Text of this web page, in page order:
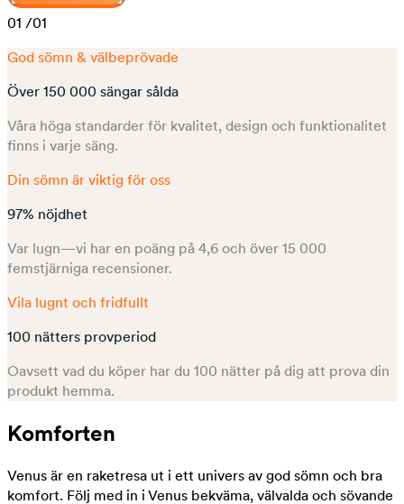
01 /01
God sömn & välbeprövade
Över 150 000 sängar sålda
Våra höga standarder för kvalitet, design och funktionalitet
finns i varje säng.
Din sömn är viktig för oss
97% nöjdhet
Var lugn—vi har en poäng på 4,6 och över 15 000
femstjärniga recensioner.
Vila lugnt och fridfullt
100 nätters provperiod
Oavsett vad du köper har du 100 nätter på dig att prova din
produkt hemma.
Komforten
Venus är en raketresa ut i ett univers av god sömn och bra
komfort. Följ med in i Venus bekväma, välvalda och sövande